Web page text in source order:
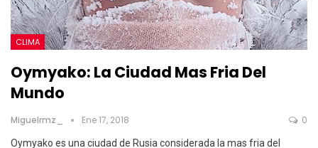
CLIMA
Oymyako: La Ciudad Mas Fria Del
Mundo
Miguelrmz_ Ene 17, 2018 0
Oymyako es una ciudad de Rusia considerada la mas fria del